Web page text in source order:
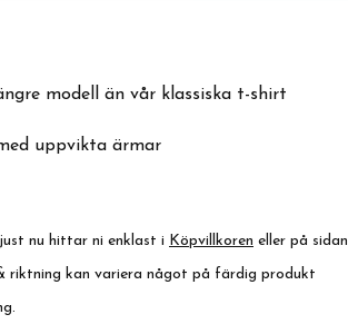
modell än vår klassiska t-shirt
uppvikta ärmar
nu hittar ni enklast i Köpvillkoren eller på sidan
riktning kan variera något på färdig produkt